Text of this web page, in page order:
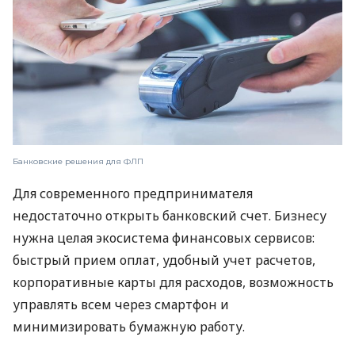
Банковские решения для ФЛП
Для современного предпринимателя
недостаточно открыть банковский счет. Бизнесу
нужна целая экосистема финансовых сервисов:
быстрый прием оплат, удобный учет расчетов,
корпоративные карты для расходов, возможность
управлять всем через смартфон и
минимизировать бумажную работу.